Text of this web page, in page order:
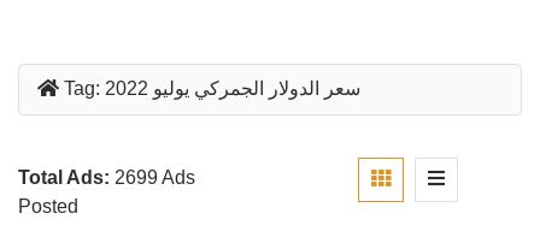
Tag: سعر الدولار الجمركي يوليو 2022
Total Ads: 2699 Ads
Posted